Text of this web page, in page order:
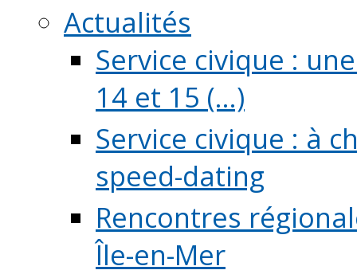
Actualités
Service civique :
14 et 15 (...)
Service civique : à
speed-dating
Rencontres
Île-en-Mer